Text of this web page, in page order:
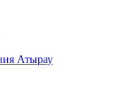
Атырау